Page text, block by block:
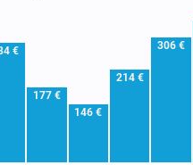
€
177 €
146 €
214 €
306 €